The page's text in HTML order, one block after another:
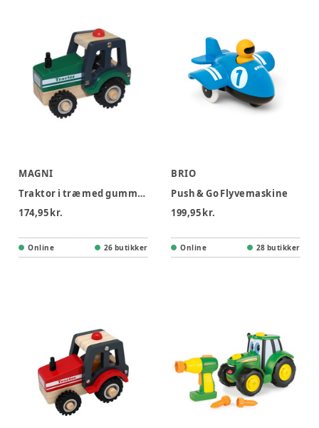
MAGNI
Traktor i træ med gummihjul
174,95 kr.
Online 26 butikker
BRIO
Push & Go Flyvemaskine
199,95 kr.
Online 28 butikker